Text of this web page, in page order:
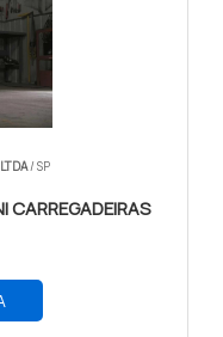
/ SP
CARREGADEIRAS